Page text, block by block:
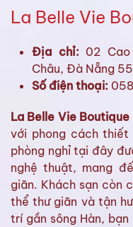
La Belle Vie
Địa chỉ:02 Cao
Châu, Đà Nẵng
Số điện thoại:
La Belle Vie Boutique
với phong cách
phòng nghỉ tại đây
nghệ thuật, mang
giãn. Khách sạn còn
thể thư giãn và tận
trí gần sông Hàn,